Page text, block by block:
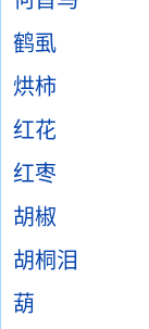
鹤虱
烘柿
红花
红枣
胡椒
胡桐泪
葫